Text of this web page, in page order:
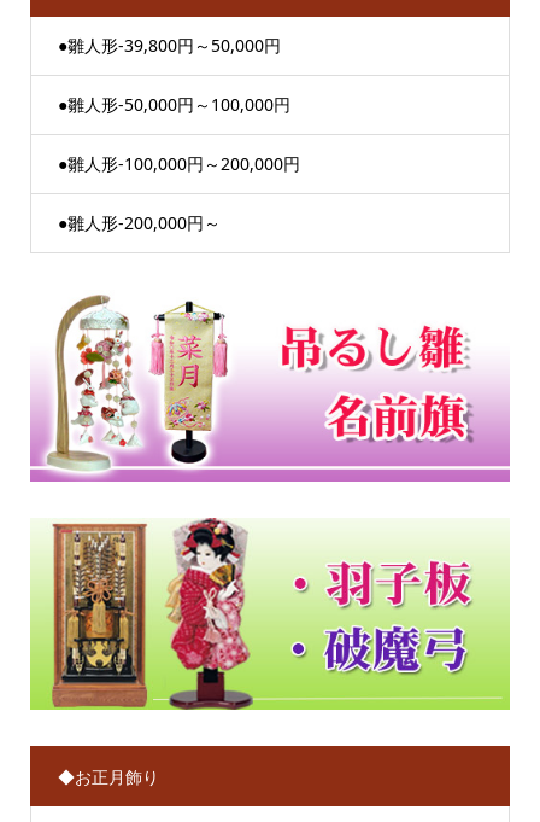
●雛人形-39,800円～50,000円
●雛人形-50,000円～100,000円
●雛人形-100,000円～200,000円
●雛人形-200,000円～
◆お正月飾り